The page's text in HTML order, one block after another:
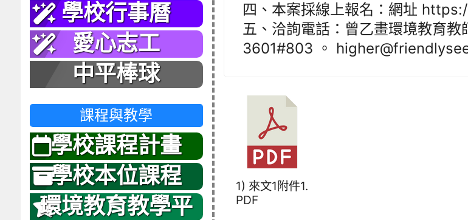
四、本案採線上報名：網址
五、洽詢電話：曾乙畫環境教育
3601#803 。
1) 來文1附件1.
PDF
學校行事曆
愛心志工
中平棒球
課程與教學
學校課程計畫
學校本位課程
環境教育教學平